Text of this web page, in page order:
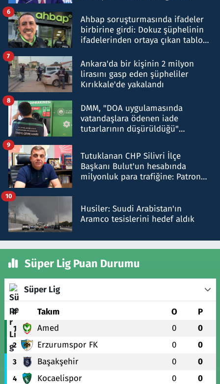
Ahbap soruşturmasında ifadeler
birbirine girdi: Dokuz şüphelinin
ifadelerinden ortaya çıkan tablo
6
Ankara'da bir kişinin 2 milyon
lirasını gasp eden şüpheliler
Kırıkkale'de yakalandı
7
DMM, "DOA uygulamasında
vatandaşlara ödenen iade
tutarlarının düşürüldüğü"
8
Tutuklanan CHP Silivri İlçe
Başkanı Bulut'un hesabında
milyonluk para trafiğine: Patron
9
Husiler: Suudi Arabistan'ın
Aramco tesislerini hedef aldık
10
Süper Lig Puan Durumu
Süper Lig
# Takım O P
1 Amed 0 0
2 Erzurumspor FK 0 0
3 Başakşehir 0 0
4 Kocaelispor 0 0